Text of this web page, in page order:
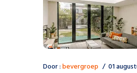
Door :bevergroep 01